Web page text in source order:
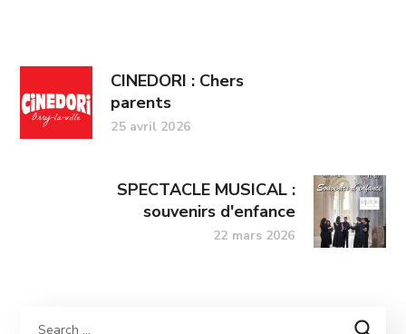
CINEDORI : Chers
parents
25 avril 2026
SPECTACLE MUSICAL :
souvenirs d'enfance
22 mars 2026